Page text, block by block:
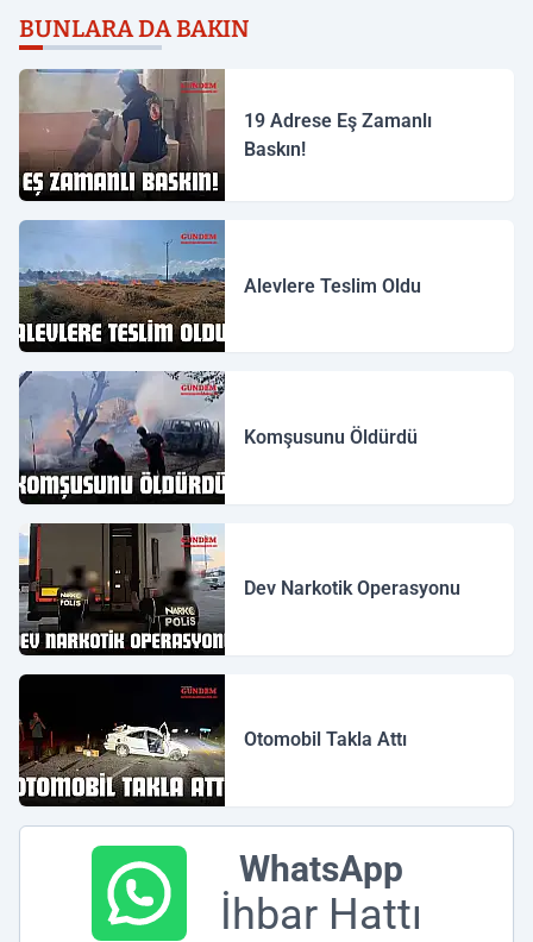
BUNLARA DA BAKIN
19 Adrese Eş Zamanlı
Baskın!
Alevlere Teslim Oldu
Komşusunu Öldürdü
Dev Narkotik Operasyonu
Otomobil Takla Attı
WhatsApp
İhbar Hattı